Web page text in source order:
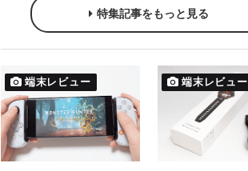
特集記事をもっと見る
端末レビュー 端末レビュー